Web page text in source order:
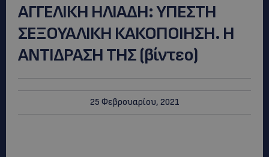
ΑΓΓΕΛΙΚΗ ΗΛΙΑΔΗ: YΠΕΣΤΗ
ΣΕΞΟΥΑΛΙΚΗ ΚΑΚΟΠΟΙΗΣΗ. Η
ΑΝΤΙΔΡΑΣΗ ΤΗΣ (βίντεο)
25 Φεβρουαρίου, 2021